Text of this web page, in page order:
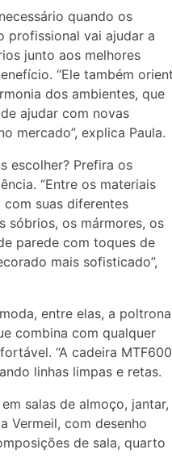
quando os
profissional vai ajudar a
junto aos melhores
“Ele também
dos ambientes, que
ajudar com novas
mercado”, explica Paula.
escolher? Prefira os
“Entre os materiais
suas diferentes
sóbrios, os mármores, os
parede com toques de
mais sofisticado”,
entre elas, a poltrona
combina com qualquer
“A cadeira
linhas limpas e retas.
salas de almoço, jantar,
Vermeil, com desenho
de sala, quarto